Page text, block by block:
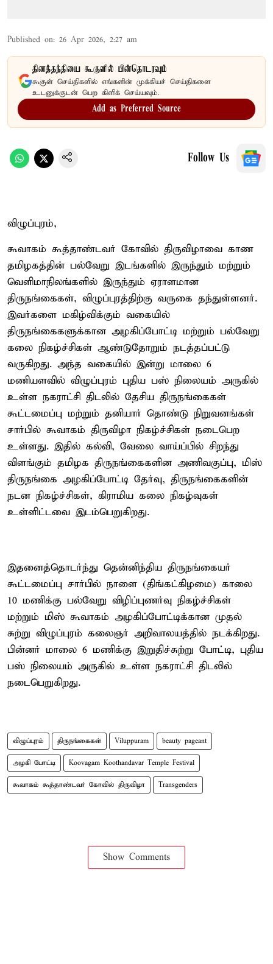
Published on: 26 Apr 2026, 2:27 am
தினத்தந்தியை கூகுளில் பின்தொடரவும்
கூகுள் செய்திகளில் எங்களின் முக்கியச் செய்திகளை
உடனுக்குடன் பெற கிளிக் செய்யவும்.
Add as Preferred Source
Follow Us
விழுப்புரம்,
கூவாகம் கூத்தாண்டவர் கோவில் திருவிழாவை காண
தமிழகத்தின் பல்வேறு இடங்களில் இருந்தும் மற்றும்
வெளிமாநிலங்களில் இருந்தும் ஏராளமான
திருநங்கைகள், விழுப்புரத்திற்கு வருகை தந்துள்ளனர்.
இவர்களை மகிழ்விக்கும் வகையில்
திருநங்கைகளுக்கான அழகிப்போட்டி மற்றும் பல்வேறு
கலை நிகழ்ச்சிகள் ஆண்டுதோறும் நடத்தப்பட்டு
வருகிறது. அந்த வகையில் இன்று மாலை 6
மணியளவில் விழுப்புரம் புதிய பஸ் நிலையம் அருகில்
உள்ள நகராட்சி திடலில் தேசிய திருநங்கைகள்
கூட்டமைப்பு மற்றும் தனியார் தொண்டு நிறுவனங்கள்
சார்பில் கூவாகம் திருவிழா நிகழ்ச்சிகள் நடைபெற
உள்ளது. இதில் கல்வி, வேலை வாய்ப்பில் சிறந்து
விளங்கும் தமிழக திருநங்கைகளின அணிவகுப்பு, மிஸ்
திருநங்கை அழகிப்போட்டி தேர்வு, திருநங்கைகளின்
நடன நிகழ்ச்சிகள், கிராமிய கலை நிகழ்வுகள்
உள்ளிட்டவை இடம்பெறுகிறது.
இதனைத்தொடர்ந்து தென்னிந்திய திருநங்கையர்
கூட்டமைப்பு சார்பில் நாளை (திங்கட்கிழமை) காலை
10 மணிக்கு பல்வேறு விழிப்புணர்வு நிகழ்ச்சிகள்
மற்றும் மிஸ் கூவாகம் அழகிப்போட்டிக்கான முதல்
சுற்று விழுப்புரம் கலைஞர் அறிவாலயத்தில் நடக்கிறது.
பின்னர் மாலை 6 மணிக்கு இறுதிச்சுற்று போட்டி, புதிய
பஸ் நிலையம் அருகில் உள்ள நகராட்சி திடலில்
நடைபெறுகிறது.
விழுப்புரம் திருநங்கைகள் Viluppuram beauty pageant
அழகி போட்டி Koovagam Koothandavar Temple Festival
கூவாகம் கூத்தாண்டவர் கோவில் திருவிழா Transgenders
Show Comments